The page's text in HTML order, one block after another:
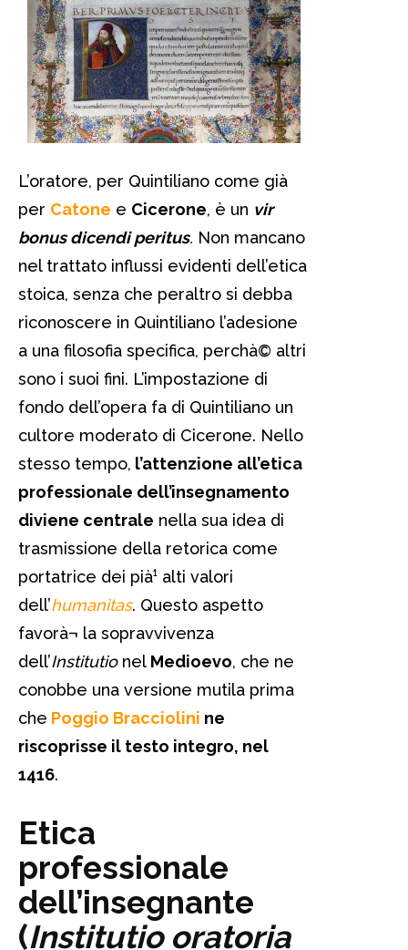
L’oratore, per Quintiliano come già
per Catone e Cicerone, è un vir
bonus dicendi peritus. Non mancano
nel trattato influssi evidenti dell’etica
stoica, senza che peraltro si debba
riconoscere in Quintiliano l’adesione
a una filosofia specifica, perchà© altri
sono i suoi fini. L’impostazione di
fondo dell’opera fa di Quintiliano un
cultore moderato di Cicerone. Nello
stesso tempo, l’attenzione all’etica
professionale dell’insegnamento
diviene centrale nella sua idea di
trasmissione della retorica come
portatrice dei pià¹ alti valori
dell’humanitas. Questo aspetto
favorà¬ la sopravvivenza
dell’Institutionel Medioevo, che ne
conobbe una versione mutila prima
che Poggio Bracciolini ne
riscoprisse il testo integro, nel
1416.
Etica
professionale
dell’insegnante
(Institutio oratoria